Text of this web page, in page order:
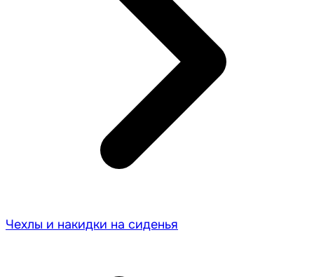
Чехлы и накидки на сиденья